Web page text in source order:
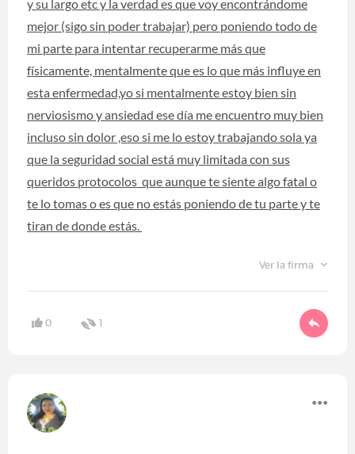
y su largo etc y la verdad es que voy encontrándome
mejor (sigo sin poder trabajar) pero poniendo todo de
mi parte para intentar recuperarme más que
físicamente, mentalmente que es lo que más influye en
esta enfermedad,yo si mentalmente estoy bien sin
nerviosismo y ansiedad ese día me encuentro muy bien
incluso sin dolor ,eso si me lo estoy trabajando sola ya
que la seguridad social está muy limitada con sus
queridos protocolos que aunque te siente algo fatal o
te lo tomas o es que no estás poniendo de tu parte y te
tiran de donde estás.
Ver la firma
0 1